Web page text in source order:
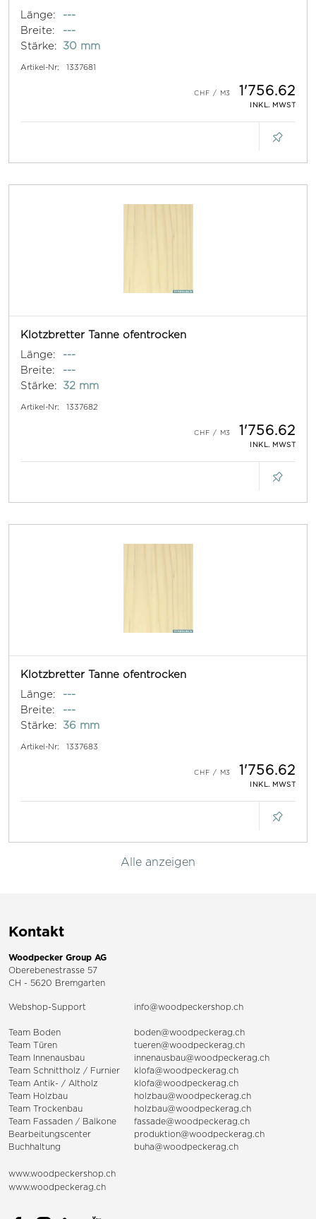
Länge:
---
Breite:
---
Stärke:
30 mm
Artikel-Nr: 1337681
1'756.62
INKL. MWST
Klotzbretter Tanne ofentrocken
Länge:
---
Breite:
---
Stärke:
32 mm
Artikel-Nr: 1337682
1'756.62
INKL. MWST
Klotzbretter Tanne ofentrocken
Länge:
---
Breite:
---
Stärke:
36 mm
Artikel-Nr: 1337683
1'756.62
INKL. MWST
Alle anzeigen
Kontakt
Woodpecker Group AG
Oberebenestrasse 57
CH - 5620 Bremgarten
Webshop-Support info@woodpeckershop.ch
Team Boden
boden@woodpeckerag.ch
Team Türen
tueren@woodpeckerag.ch
Team Innenausbau
innenausbau@woodpeckerag.ch
Team Schnittholz / Furnier
klofa@woodpeckerag.ch
Team Antik- / Altholz
klofa@woodpeckerag.ch
Team Holzbau
holzbau@woodpeckerag.ch
Team Trockenbau
holzbau@woodpeckerag.ch
Team Fassaden / Balkone
fassade@woodpeckerag.ch
Bearbeitungscenter
produktion@woodpeckerag.ch
Buchhaltung
buha@woodpeckerag.ch
www.woodpeckershop.ch
www.woodpeckerag.ch